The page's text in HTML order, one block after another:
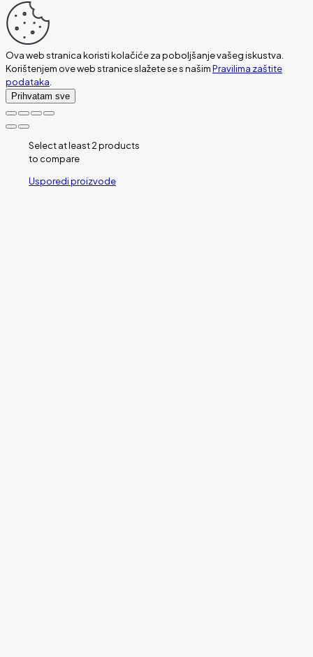
Ova web stranica koristi kolačiće za poboljšanje vašeg iskustva.
Korištenjem ove web stranice slažete se s našimPravilima zaštite
podataka.
Prihvatam sve
Select at least 2 products
to compare
Usporedi proizvode